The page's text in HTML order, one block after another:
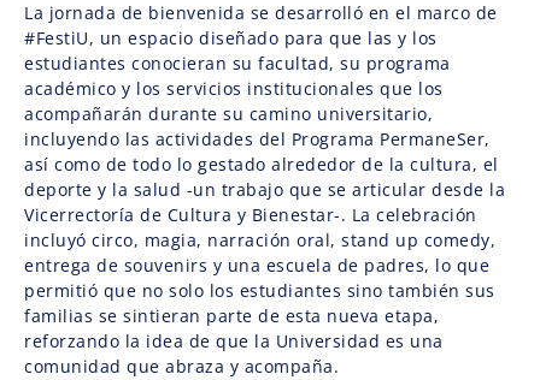
La jornada de bienvenida se desarrolló en el marco de
#FestiU, un espacio diseñado para que las y los
estudiantes conocieran su facultad, su programa
académico y los servicios institucionales que los
acompañarán durante su camino universitario,
incluyendo las actividades del Programa PermaneSer,
así como de todo lo gestado alrededor de la cultura, el
deporte y la salud -un trabajo que se articular desde la
Vicerrectoría de Cultura y Bienestar-. La celebración
incluyó circo, magia, narración oral, stand up comedy,
entrega de souvenirs y una escuela de padres, lo que
permitió que no solo los estudiantes sino también sus
familias se sintieran parte de esta nueva etapa,
reforzando la idea de que la Universidad es una
comunidad que abraza y acompaña.